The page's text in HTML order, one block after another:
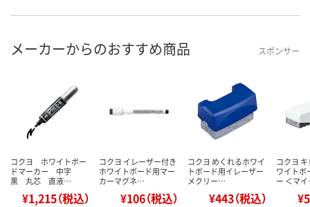
メーカーからのおすすめ商品 スポンサー
コクヨ ホワイトボー
ドマーカー 中字
黒 丸芯 直液…
¥1,215（税込）
コクヨ イレーザー付き
ホワイトボード用マー
カーマグネ…
¥106（税込）
コクヨ めくれるホワイ
トボード用イレーザー
メクリー…
¥443（税込）
コクヨ
ワイトボ
ー ＜マ